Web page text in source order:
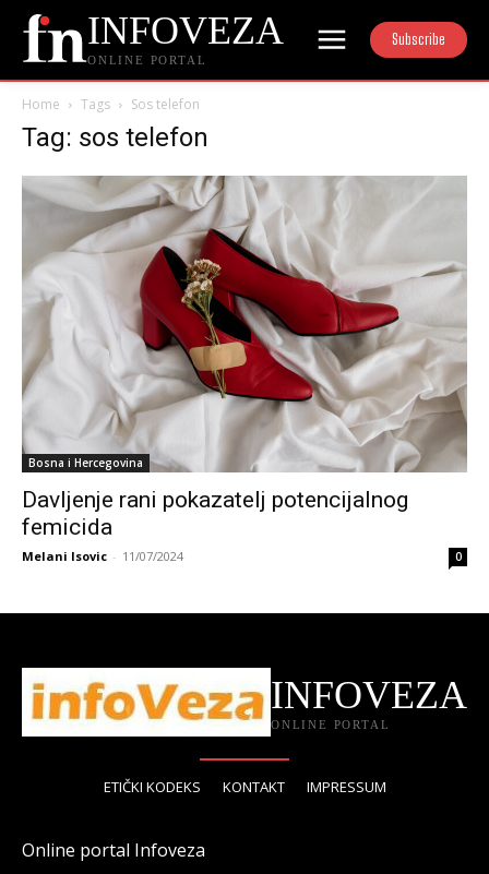
INFOVEZA
ONLINE PORTAL
Subscribe
Home Tags Sos telefon
Tag: sos telefon
Bosna i Hercegovina
Davljenje rani pokazatelj potencijalnog
femicida
Melani Isovic - 11/07/2024 0
INFOVEZA
ONLINE PORTAL
ETIČKI KODEKS KONTAKT IMPRESSUM
Online portal Infoveza